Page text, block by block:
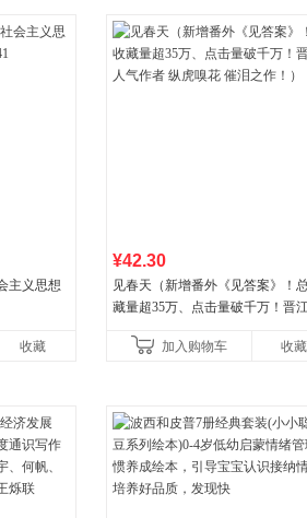
主义思想
收藏
¥42.30
见春天（新增番外《见答案》！
藏量超35万、点击量破千万！晋
加入购物车
收藏